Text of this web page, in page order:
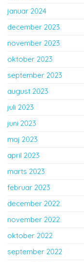
januar 2024
december 2023
november 2023
oktober 2023
september 2023
august 2023
juli 2023
juni 2023
maj 2023
april 2023
marts 2023
februar 2023
december 2022
november 2022
oktober 2022
september 2022